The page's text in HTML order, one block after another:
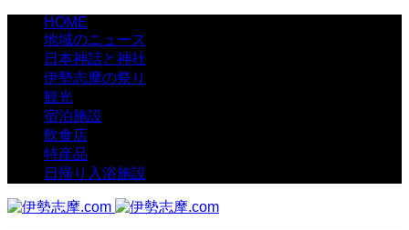
HOME
地域のニュース
日本神話と神社
伊勢志摩の祭り
観光
宿泊施設
飲食店
特産品
日帰り入浴施設